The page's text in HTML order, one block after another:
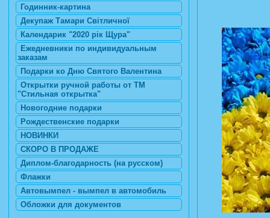
Годинник-картина
Декупаж Тамари Світличної
Календарик "2020 рік Щура"
Ежедневники по индивидуальным
заказам
Подарки ко Дню Святого Валентина
Открытки ручной работы от ТМ
"Стильная открытка"
Новогодние подарки
Рождественские подарки
НОВИНКИ
СКОРО В ПРОДАЖЕ
Диплом-благодарность (на русском)
Флажки
Автовымпел - вымпел в автомобиль
Обложки для документов